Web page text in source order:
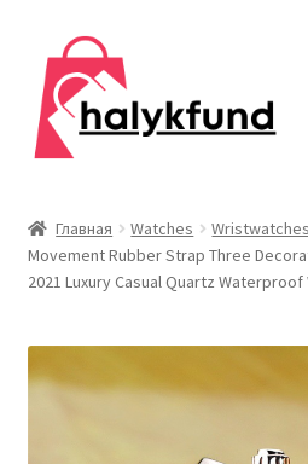
Перейти
навигации
Перейти
содержимому
Главная
Контакты
Главная Watches Wristwatches
Movement Rubber Strap Three
2021 Luxury Casual Quartz